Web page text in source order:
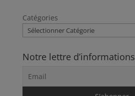
Catégories
Notre lettre d’informations